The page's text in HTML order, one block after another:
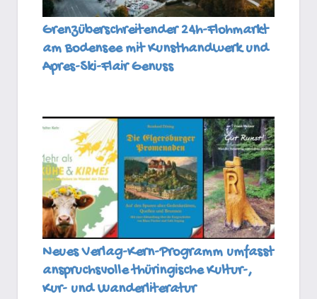
Grenzüberschreitender 24h-Flohmarkt
am Bodensee mit Kunsthandwerk und
Apres-Ski-Flair Genuss
Neues Verlag-Kern-Programm umfasst
anspruchsvolle thüringische Kultur-,
Kur- und Wanderliteratur